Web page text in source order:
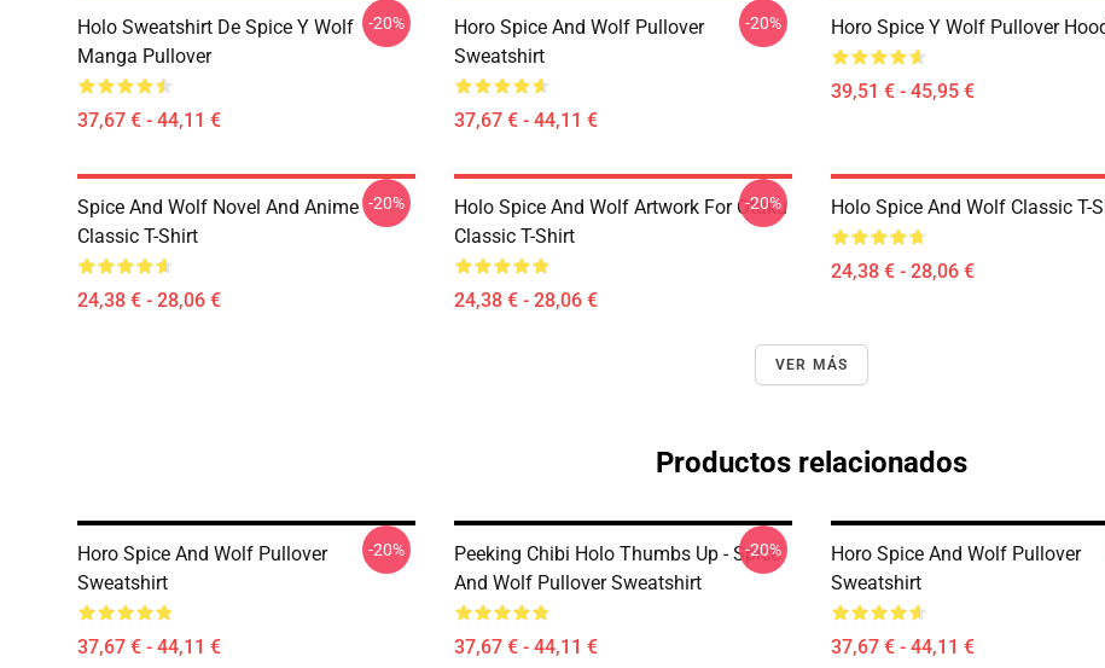
Holo Sweatshirt De Spice Y Wolf
Manga Pullover
37,67 € - 44,11 €
-20%
Horo Spice And Wolf Pullover
Sweatshirt
37,67 € - 44,11 €
-20% Horo Spice Y Wolf Pullover
39,51 € - 45,95 €
Spice And Wolf Novel And Anime
Classic T-Shirt
24,38 € - 28,06 €
-20%
Holo Spice And Wolf Artwork For Otaku
Classic T-Shirt
24,38 € - 28,06 €
-20% Holo Spice And Wolf Classic T-
24,38 € - 28,06 €
VER MÁS
Productos relacionados
Horo Spice And Wolf Pullover
Sweatshirt
37,67 € - 44,11 €
-20%
Peeking Chibi Holo Thumbs Up - Spice
And Wolf Pullover Sweatshirt
37,67 € - 44,11 €
-20%
Horo Spice And Wolf Pullover
Sweatshirt
37,67 € - 44,11 €